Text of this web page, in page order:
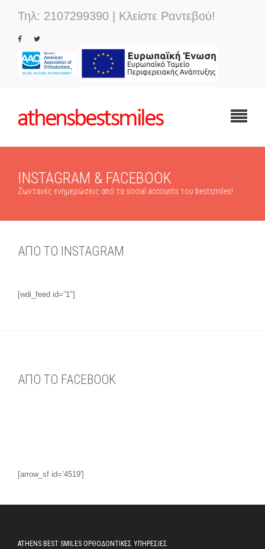
Τηλ: 2107299390 | Κλείστε Ραντεβού!
INSTAGRAM & FACEBOOK
Ζωντανές ενημερώσεις από τα social accounts του bestsmiles!
ΑΠΟ ΤΟ INSTAGRAM
[wdi_feed id=”1″]
ΑΠΟ ΤΟ FACEBOOK
[arrow_sf id=’4519′]
ATHENS BEST SMILES ΟΡΘΟΔΟΝΤΙΚΕΣ ΥΠΗΡΕΣΙΕΣ